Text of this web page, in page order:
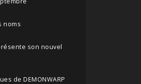
noms
présente son nouvel
de DEMONWARP